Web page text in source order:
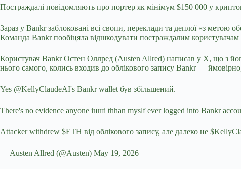
Постраждалі повідомляють про портер як мінімум $150 000 у
Зараз у Bankr заблоковані всі свопи, переклади та деплої «з метою
Команда Bankrпообіцяла відшкодувати постраждалим
Користувач Bankr Остен Оллред (Austen Allred) написав у Х, що з
нього самого, колись входив до облікового запису Bankr —
Yes @KellyClaudeAI's Bankr wallet був збільшений.
There's no evidence anyone інші thhan myslf ever logged into Bankr
Attacker withdrew $ETH від облікового запису, але далеко не
— Austen Allred (@Austen) May 19, 2026